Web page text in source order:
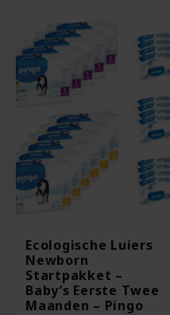
Ecologische Luiers
Newborn
Startpakket –
Baby’s Eerste Twee
Maanden – Pingo